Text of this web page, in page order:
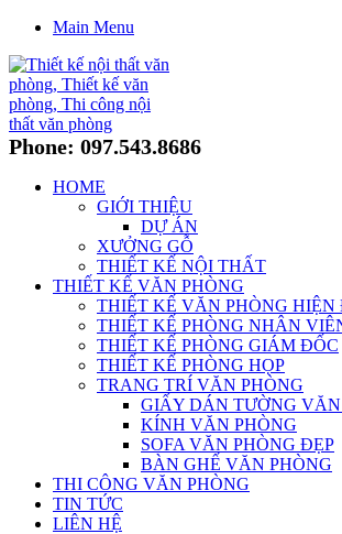
Main Menu
Phone: 097.543.8686
HOME
GIỚI THIỆU
DỰ ÁN
XƯỞNG GỖ
THIẾT KẾ NỘI THẤT
THIẾT KẾ VĂN PHÒNG
THIẾT KẾ VĂN PHÒNG
THIẾT KẾ PHÒNG NHÂN
THIẾT KẾ PHÒNG GIÁM ĐỐC
THIẾT KẾ PHÒNG HỌP
TRANG TRÍ VĂN PHÒNG
GIẤY DÁN TƯỜNG VĂN
KÍNH VĂN PHÒNG
SOFA VĂN PHÒNG ĐẸP
BÀN GHẾ VĂN PHÒNG
THI CÔNG VĂN PHÒNG
TIN TỨC
LIÊN HỆ